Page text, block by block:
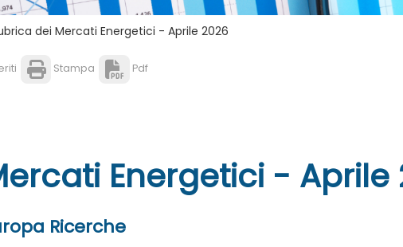
dei Mercati Energetici - Aprile 2026
Stampa Pdf
Energetici - Aprile
Ricerche